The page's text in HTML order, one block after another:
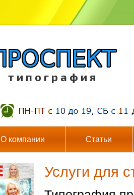
т и п о г р а ф и я
О компании Статьи
Услуги для